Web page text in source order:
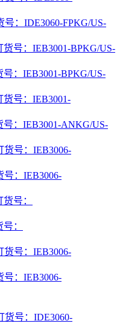
：IDE3060-FPKG/US-
：IEB3001-BPKG/US-
：IEB3001-ANKG/US-
号：IEB3006-
：
号：IEB3006-